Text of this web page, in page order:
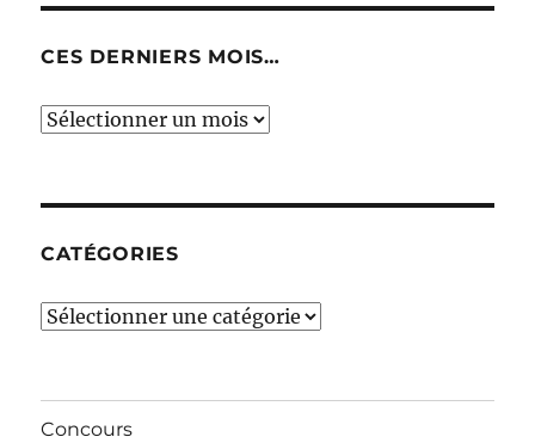
CES DERNIERS MOIS…
Ces
CATÉGORIES
Catégories
Concours